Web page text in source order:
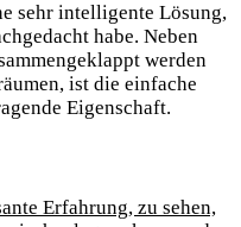
sehr intelligente⁣ Lösung,
​habe. Neben
werden
ist⁣ die‍ einfache
Eigenschaft.
Erfahrung, ⁣zu ⁣sehen,